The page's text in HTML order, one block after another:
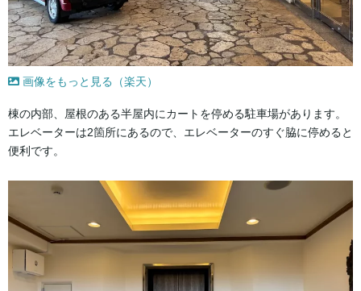
画像をもっと見る（楽天）
棟の内部、屋根のある半屋内にカートを停める駐車場があります。
エレベーターは2箇所にあるので、エレベーターのすぐ脇に停めると
便利です。